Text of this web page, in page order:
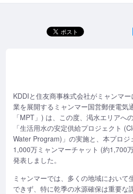
KDDIと住友商事株式会社がミャンマ
業を展開するミャンマー国営郵便電気
「MPT」) は、この度、渇水エリアへ
「生活用水の安定供給プロジェクト
Water Program)」の実施と、本プロジ
1,000万ミャンマーチャット (約1,700
発表しました。
ミャンマーでは、多くの地域において
できず、特に乾季の水源確保は重要な